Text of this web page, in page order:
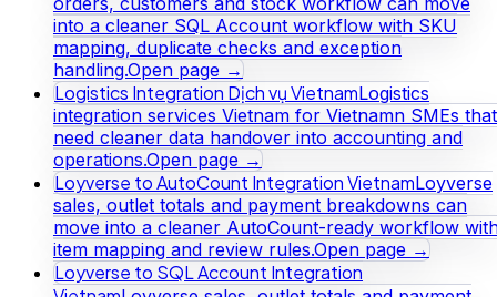
into a cleaner SQL Account workflow with SKU
mapping, duplicate checks and exception
handling.Open page →
Logistics Integration Dịch vụ VietnamLogistics
integration services Vietnam for Vietnamn SMEs that
need cleaner data handover into accounting and
operations.Open page →
Loyverse to AutoCount Integration VietnamLoyverse
sales, outlet totals and payment breakdowns can
move into a cleaner AutoCount-ready workflow
item mapping and review rules.Open page →
Loyverse to SQL Account Integration